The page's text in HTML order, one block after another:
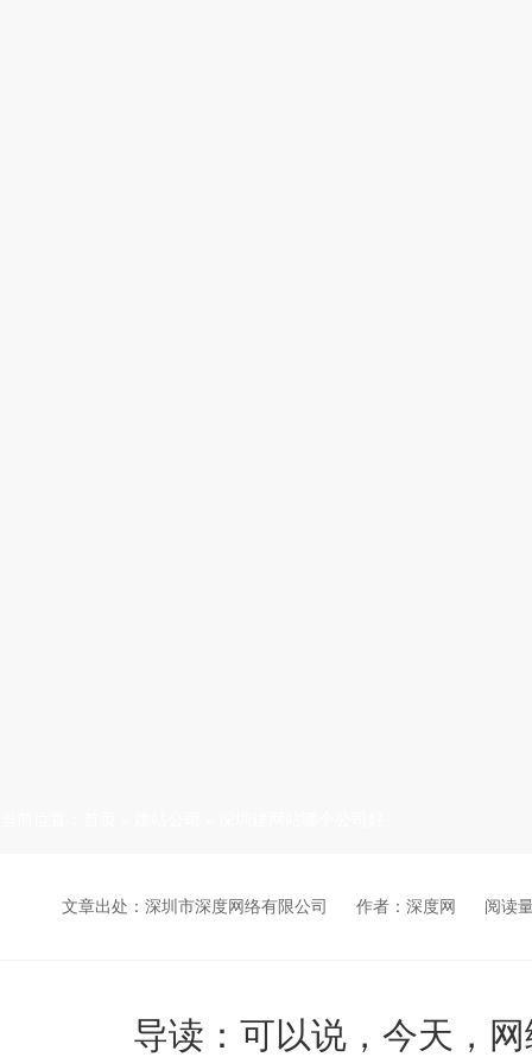
文章出处：深圳市深度网络有限公司 作者：深度网 阅读
导读：可以说，今天，网